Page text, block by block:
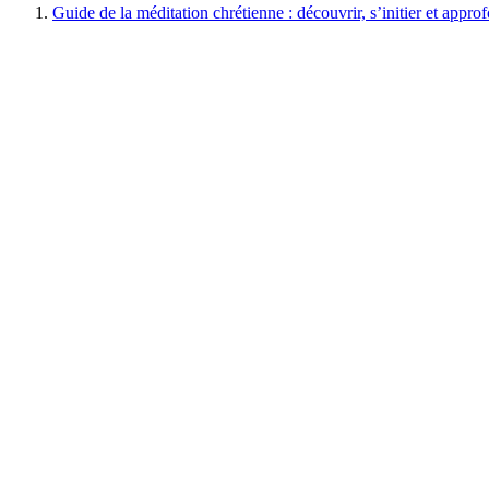
Guide de la méditation chrétienne : découvrir, s’initier et